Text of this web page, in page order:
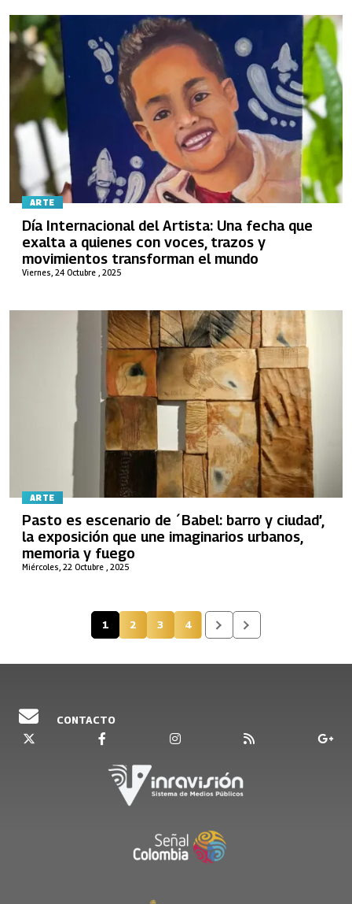
ARTE
Viernes, 24 Octubre , 2025
Día Internacional del Artista: Una fecha que
exalta a quienes con voces, trazos y
movimientos transforman el mundo
ARTE
Miércoles, 22 Octubre , 2025
Pasto es escenario de ´Babel: barro y ciudad’,
la exposición que une imaginarios urbanos,
memoria y fuego
Página actual
1 Página
2 Página
3 Página
4
CONTACTO